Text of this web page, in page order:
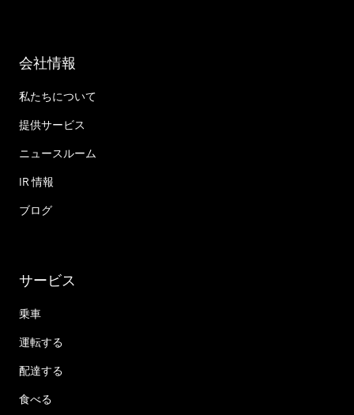
会社情報
私たちについて
提供サービス
ニュースルーム
IR 情報
ブログ
サービス
乗車
運転する
配達する
食べる